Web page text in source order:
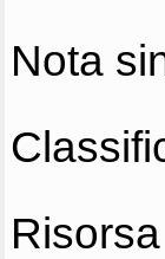
Nota